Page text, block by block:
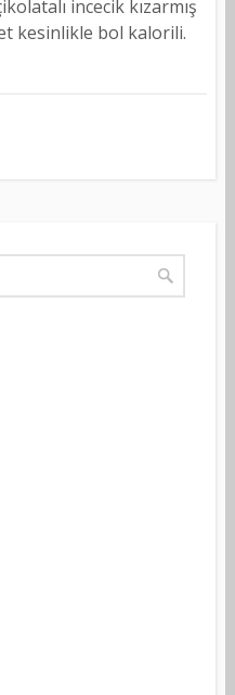
incecik kızarmış
kesinlikle bol kalorili.